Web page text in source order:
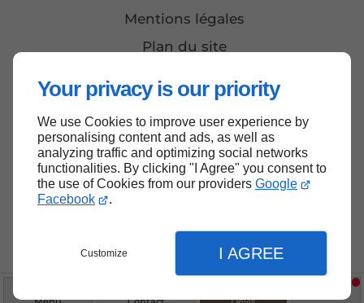
Your privacy is our priority
We use Cookies to improve user experience by
personalising content and ads, as well as
analyzing traffic and optimizing social networks
functionalities. By clicking "I Agree" you consent to
the use of Cookies from our providers Google
Facebook
.
Customize I AGREE
Mentions légales
Plan du site
Haut de page